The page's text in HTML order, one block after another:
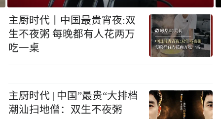
主厨时代丨中国最贵宵夜:双
生不夜粥 每晚都有人花两万
吃一桌
主厨时代 | 中国”最贵“大排档
潮汕扫地僧：双生不夜粥